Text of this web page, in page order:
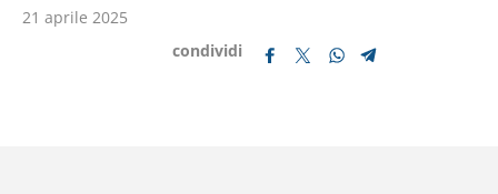
21 aprile 2025
condividi